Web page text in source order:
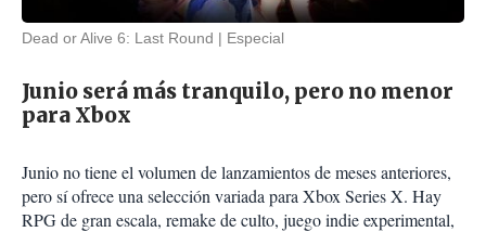
Dead or Alive 6: Last Round Especial
Junio será más tranquilo, pero no menor
para Xbox
Junio no tiene el volumen de lanzamientos de meses anteriores,
pero sí ofrece una selección variada para Xbox Series X. Hay
RPG de gran escala, remake de culto, juego indie experimental,